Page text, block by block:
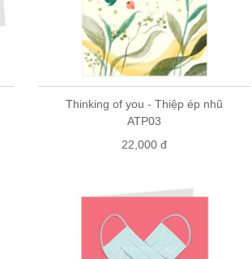
Thinking of you - Thiệp ép nhũ
ATP03
22,000 đ